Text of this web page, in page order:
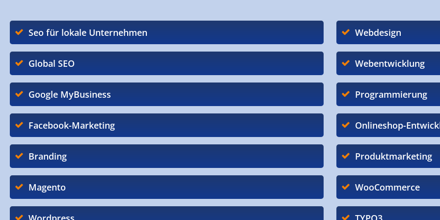
Seo für lokale Unternehmen
Global SEO
Google MyBusiness
Facebook-Marketing
Branding
Magento
Webdesign
Webentwicklung
Programmierung
Onlineshop-
Produktmarketing
WooCommerce